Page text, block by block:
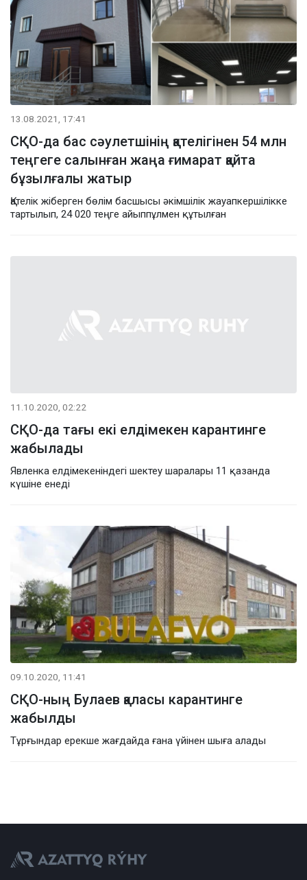
13.08.2021, 17:41
СҚО-да бас сәулетшінің қателігінен 54 млн
теңгеге салынған жаңа ғимарат қайта
бұзылғалы жатыр
Қателік жіберген бөлім басшысы әкімшілік жауапкершілікке
тартылып, 24 020 теңге айыппұлмен құтылған
11.10.2020, 02:22
СҚО-да тағы екі елдімекен карантинге
жабылады
Явленка елдімекеніндегі шектеу шаралары 11 қазанда
күшіне енеді
09.10.2020, 11:41
СҚО-ның Булаев қаласы карантинге
жабылды
Тұрғындар ерекше жағдайда ғана үйінен шыға алады